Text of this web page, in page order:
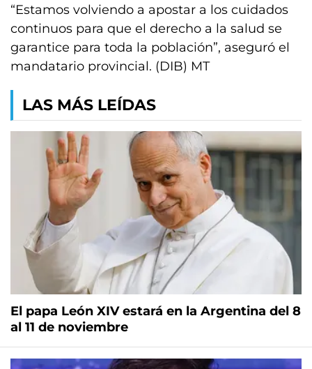
“Estamos volviendo a apostar a los cuidados
continuos para que el derecho a la salud se
garantice para toda la población”, aseguró el
mandatario provincial. (DIB) MT
LAS MÁS LEÍDAS
El papa León XIV estará en la Argentina del 8
al 11 de noviembre